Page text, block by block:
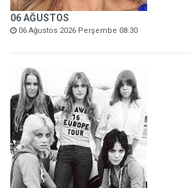
06 AĞUSTOS
06 Ağustos 2026 Perşembe 08:30